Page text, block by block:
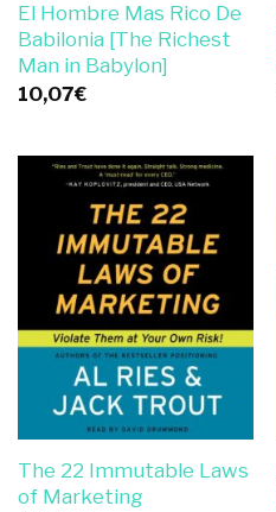
El Hombre Mas Rico De
Babilonia [The Richest
Man in Babylon]
10,07€
The 22 Immutable Laws
of Marketing